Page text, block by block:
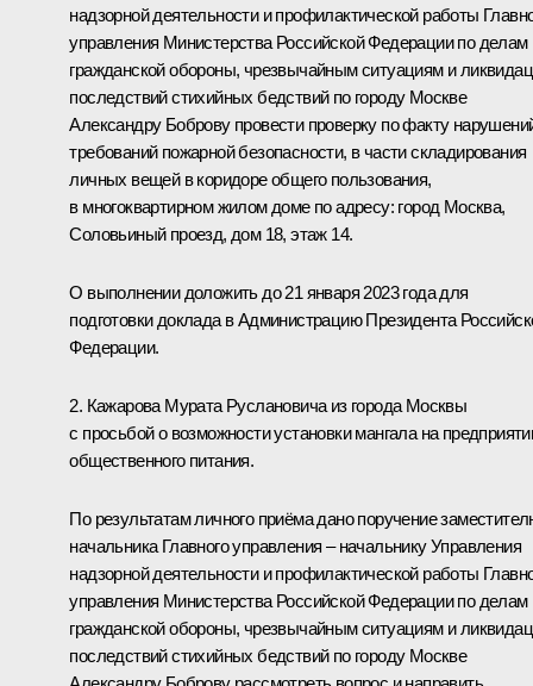
надзорной деятельности и профилактической работы
управления Министерства Российской Федерации по делам
гражданской обороны, чрезвычайным ситуациям и
последствий стихийных бедствий по городу Москве
Александру Боброву провести проверку по факту
требований пожарной безопасности, в части складирования
личных вещей в коридоре общего пользования,
в многоквартирном жилом доме по адресу: город Москва,
Соловьиный проезд, дом 18, этаж 14.
О выполнении доложить до 21 января 2023 года для
подготовки доклада в Администрацию Президента
Федерации.
2. Кажарова Мурата Руслановича из города Москвы
с просьбой о возможности установки мангала на
общественного питания.
По результатам личного приёма дано поручение
начальника Главного управления – начальнику Управления
надзорной деятельности и профилактической работы
управления Министерства Российской Федерации по делам
гражданской обороны, чрезвычайным ситуациям и
последствий стихийных бедствий по городу Москве